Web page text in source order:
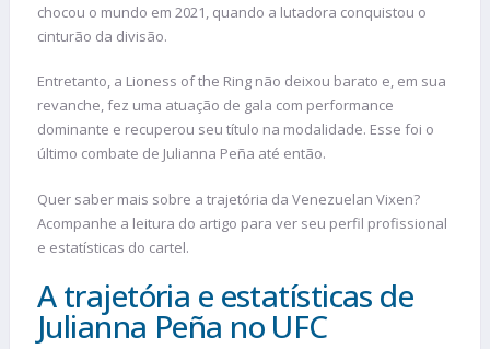
chocou o mundo em 2021, quando a lutadora conquistou o
cinturão da divisão.
Entretanto, a Lioness of the Ring não deixou barato e, em sua
revanche, fez uma atuação de gala com performance
dominante e recuperou seu título na modalidade. Esse foi o
último combate de Julianna Peña até então.
Quer saber mais sobre a trajetória da Venezuelan Vixen?
Acompanhe a leitura do artigo para ver seu perfil profissional
e estatísticas do cartel.
A trajetória e estatísticas de
Julianna Peña no UFC